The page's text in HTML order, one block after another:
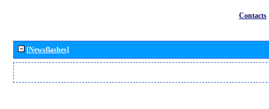
Contacts
[Newsflashes]